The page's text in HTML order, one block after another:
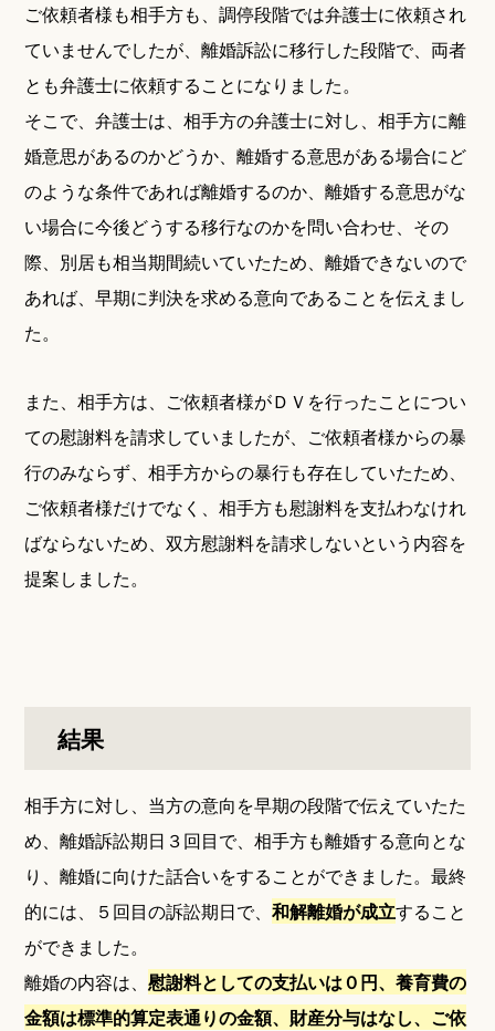
ご依頼者様も相手方も、調停段階では弁護士に依頼され
ていませんでしたが、離婚訴訟に移行した段階で、両者
とも弁護士に依頼することになりました。
そこで、弁護士は、相手方の弁護士に対し、相手方に離
婚意思があるのかどうか、離婚する意思がある場合にど
のような条件であれば離婚するのか、離婚する意思がな
い場合に今後どうする移行なのかを問い合わせ、その
際、別居も相当期間続いていたため、離婚できないので
あれば、早期に判決を求める意向であることを伝えまし
た。
また、相手方は、ご依頼者様がＤＶを行ったことについ
ての慰謝料を請求していましたが、ご依頼者様からの暴
行のみならず、相手方からの暴行も存在していたため、
ご依頼者様だけでなく、相手方も慰謝料を支払わなけれ
ばならないため、双方慰謝料を請求しないという内容を
提案しました。
結果
相手方に対し、当方の意向を早期の段階で伝えていたた
め、離婚訴訟期日３回目で、相手方も離婚する意向とな
り、離婚に向けた話合いをすることができました。最終
的には、５回目の訴訟期日で、和解離婚が成立すること
ができました。
離婚の内容は、慰謝料としての支払いは０円、養育費の
金額は標準的算定表通りの金額、財産分与はなし、ご依